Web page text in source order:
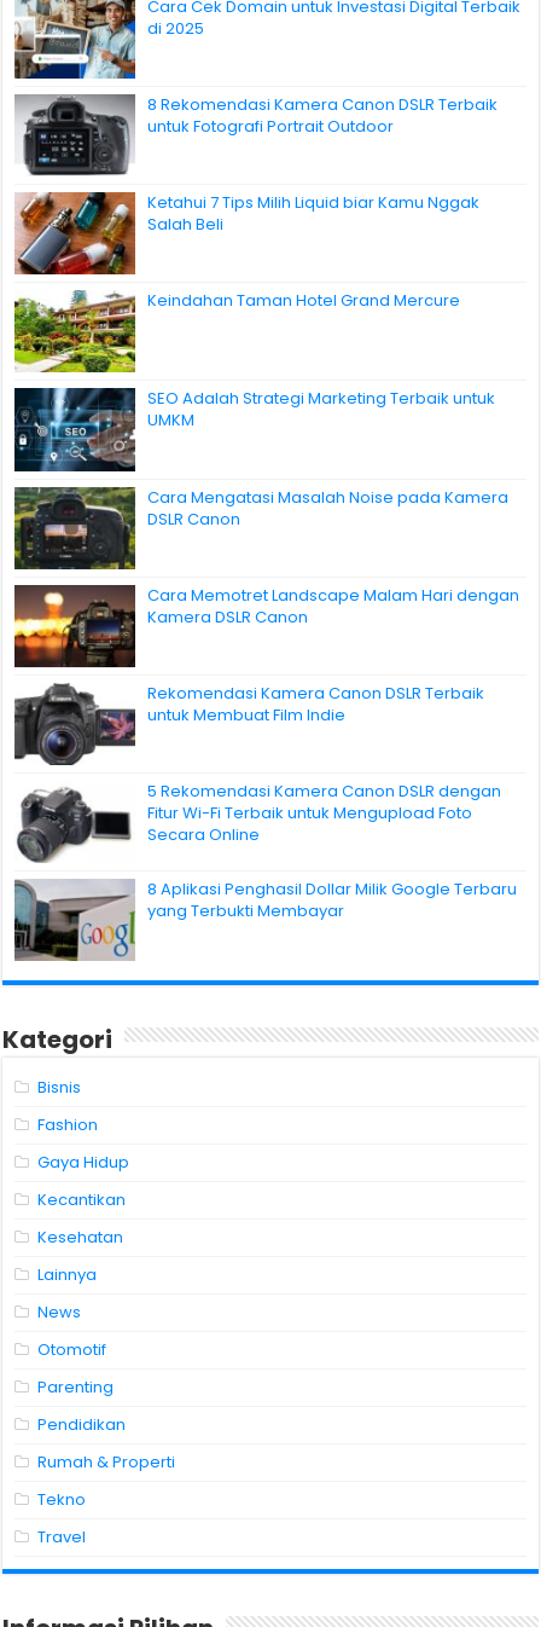
Cara Cek Domain untuk Investasi Digital Terbaik
di 2025
8 Rekomendasi Kamera Canon DSLR Terbaik
untuk Fotografi Portrait Outdoor
Ketahui 7 Tips Milih Liquid biar Kamu Nggak
Salah Beli
Keindahan Taman Hotel Grand Mercure
SEO Adalah Strategi Marketing Terbaik untuk
UMKM
Cara Mengatasi Masalah Noise pada Kamera
DSLR Canon
Cara Memotret Landscape Malam Hari dengan
Kamera DSLR Canon
Rekomendasi Kamera Canon DSLR Terbaik
untuk Membuat Film Indie
5 Rekomendasi Kamera Canon DSLR dengan
Fitur Wi-Fi Terbaik untuk Mengupload Foto
Secara Online
8 Aplikasi Penghasil Dollar Milik Google Terbaru
yang Terbukti Membayar
Kategori
Bisnis
Fashion
Gaya Hidup
Kecantikan
Kesehatan
Lainnya
News
Otomotif
Parenting
Pendidikan
Rumah & Properti
Tekno
Travel